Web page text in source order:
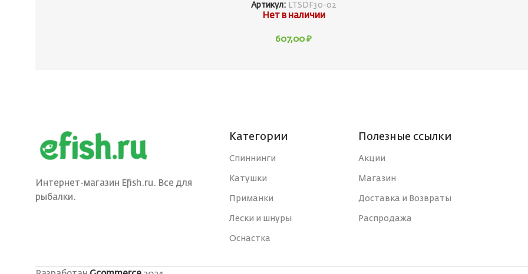
Артикул: LTSDF30-02
Нет в наличии
607,00₽
Интернет-магазин Efish.ru. Все для
рыбалки.
Категории
Спиннинги
Катушки
Приманки
Лески и шнуры
Оснастка
Полезные ссылки
Акции
Магазин
Доставка и Возвраты
Распродажа